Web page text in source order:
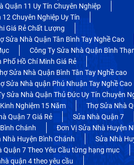
Quận 11 Uy Tín Chuyên Nghiệp
Chuyên Nghiệp Uy Tín
Giá Rẻ Chất Lượng
Sửa Nhà Quận Tân Bình Tay Nghề Cao
Công Ty Sửa Nhà Quận Bình
Hồ Chí Minh Giá Rẻ
Sửa Nhà Quận Bình Tân Tay Nghề cao
Sửa Nhà quận Phú Nhuận Tay Nghề Cao
Sửa Nhà Quận Thủ Đức Uy Tín Chuyên
Nghiệm 15 Năm
Thợ Sửa Nhà
Quận 7 Giá Rẻ
Sửa Nhà Quận 7
Chánh
Đơn Vị Sửa Nhà Huyện
Nhà Huyện Bình Chánh
Sửa Nhà
Quận 7 Theo Yêu Cầu từng hạng mục
quận 4 theo yêu cầu